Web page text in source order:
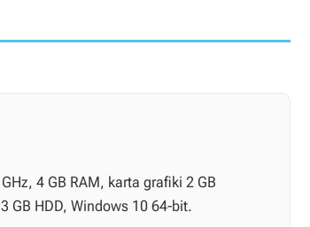
4 GB RAM, karta grafiki 2 GB
GB HDD, Windows 10 64-bit.